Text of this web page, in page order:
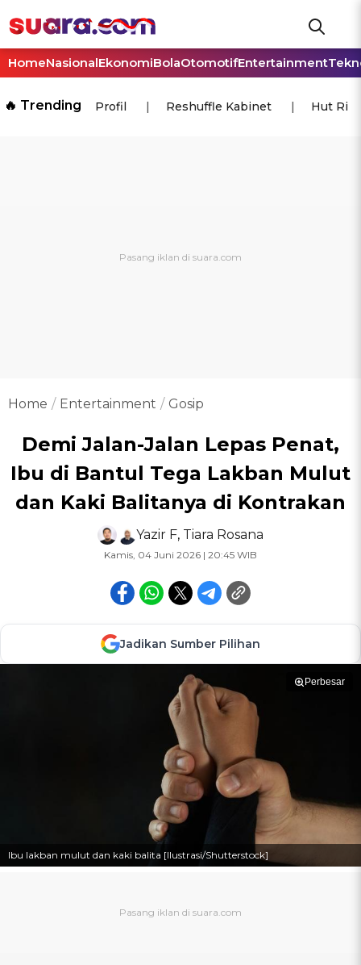
HomeNasionalEkonomiBolaOtomotifEntertainment
🔥 Trending Profil Reshuffle Kabinet Hut Ri
Home Entertainment Gosip
Demi Jalan-Jalan Lepas Penat,
Ibu di Bantul Tega Lakban Mulut
dan Kaki Balitanya di Kontrakan
Yazir F, Tiara Rosana
Kamis, 04 Juni 2026 | 20:45 WIB
Jadikan Sumber Pilihan
Perbesar
Ibu lakban mulut dan kaki balita [Ilustrasi/Shutterstock]